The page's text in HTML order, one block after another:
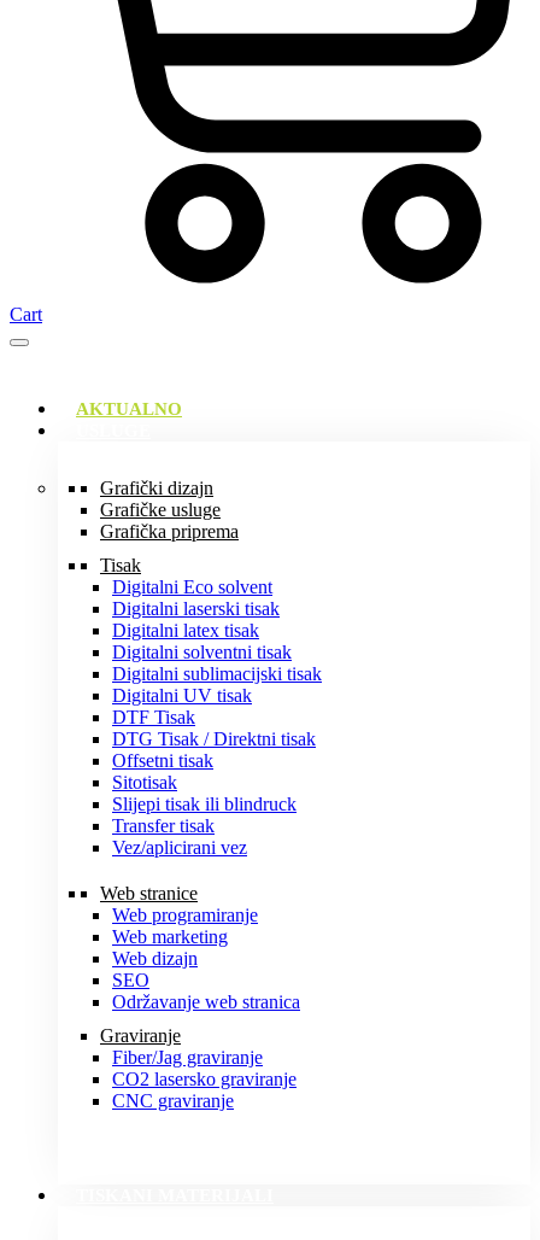
Cart
AKTUALNO
Grafički dizajn
Grafičke usluge
Grafička priprema
Tisak
Digitalni Eco solvent
Digitalni laserski tisak
Digitalni latex tisak
Digitalni solventni tisak
Digitalni sublimacijski tisak
Digitalni UV tisak
DTF Tisak
DTG Tisak / Direktni tisak
Offsetni tisak
Sitotisak
Slijepi tisak ili blindruck
Transfer tisak
Vez/aplicirani vez
Web stranice
Web programiranje
Web marketing
Web dizajn
SEO
Održavanje web stranica
Graviranje
Fiber/Jag graviranje
CO2 lasersko graviranje
CNC graviranje